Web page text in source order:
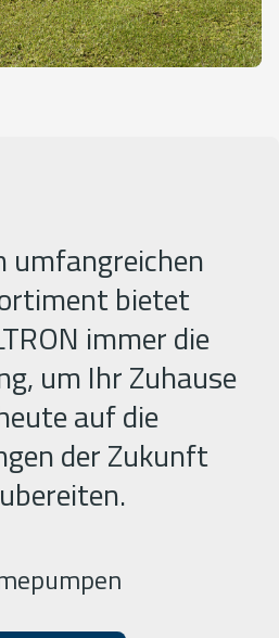
umfangreichen
bietet
immer die
um Ihr Zuhause
auf die
der Zukunft